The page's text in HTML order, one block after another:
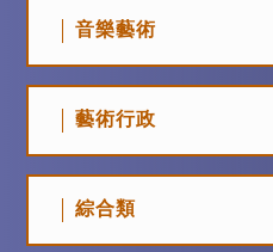
音樂藝術
藝術行政
綜合類